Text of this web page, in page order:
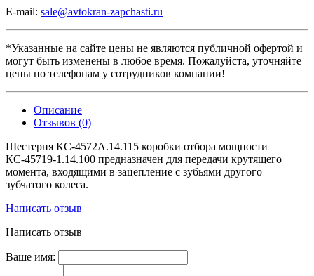
E-mail: sale@avtokran-zapchasti.ru
*Указанные на сайте цены не являются публичной офертой и
могут быть изменены в любое время. Пожалуйста, уточняйте
цены по телефонам у сотрудников компании!
Описание
Отзывов (0)
Шестерня КС-4572А.14.115 коробки отбора мощности
КС-45719-1.14.100 предназначен для передачи крутящего
момента, входящими в зацепление с зубьями другого
зубчатого колеса.
Написать отзыв
Написать отзыв
Ваше имя: